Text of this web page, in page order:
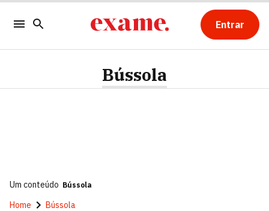
Entrar
Bússola
Um conteúdo Bússola
Home Bússola